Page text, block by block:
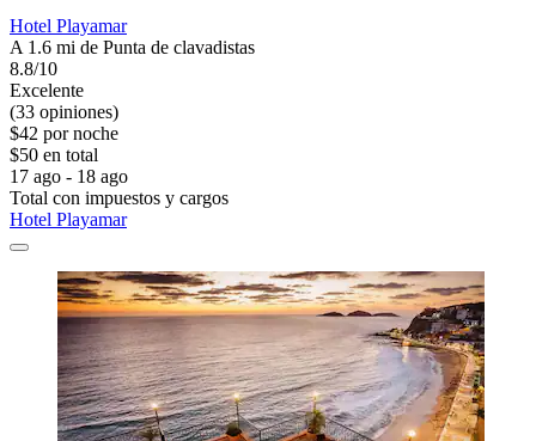
Hotel Playamar
A 1.6 mi de Punta de clavadistas
8.8/10
Excelente
(33 opiniones)
$42 por noche
$50 en total
17 ago - 18 ago
Total con impuestos y cargos
Hotel Playamar